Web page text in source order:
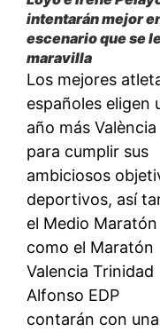
intentarán mejor
escenario que se
maravilla
Los mejores
españoles eligen
año más València
para cumplir sus
ambiciosos
deportivos, así
el Medio Maratón
como el Maratón
Valencia Trinidad
Alfonso EDP
contarán con una